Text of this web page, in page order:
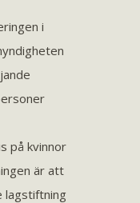
i
på kvinnor
är att
lagstiftning